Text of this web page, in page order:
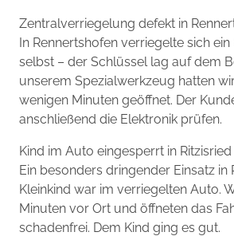
Zentralverriegelung defekt in
In Rennertshofen verriegelte sich
selbst – der Schlüssel lag auf dem
unserem Spezialwerkzeug hatten
wenigen Minuten geöffnet. Der
anschließend die Elektronik prüfen.
Kind im Auto eingesperrt in Ritzisried
Ein besonders dringender Einsatz in
Kleinkind war im verriegelten Auto.
Minuten vor Ort und öffneten das
schadenfrei. Dem Kind ging es gut.